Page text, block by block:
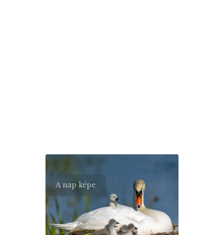
A nap képe